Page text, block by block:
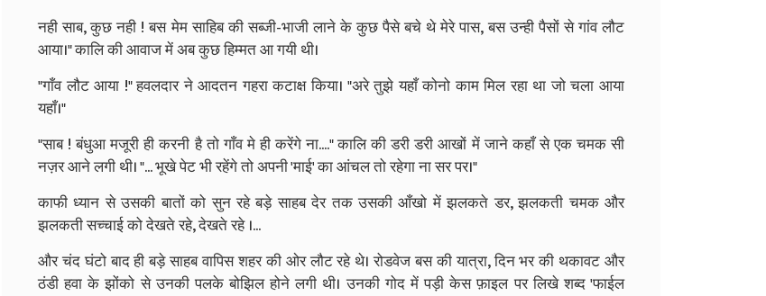
नही साब, कुछ नही ! बस मेम साहिब की सब्जी-भाजी लाने के कुछ पैसे बचे थे मेरे पास, बस उन्ही पैसों से गांव लौट
आया।" कालि की आवाज में अब कुछ हिम्मत आ गयी थी।
"गाँव लौट आया !" हवलदार ने आदतन गहरा कटाक्ष किया। "अरे तुझे यहाँ कोनो काम मिल रहा था जो चला आया
यहाँ।"
"साब ! बंधुआ मजूरी ही करनी है तो गाँव मे ही करेंगे ना...." कालि की डरी डरी आखों में जाने कहाँ से एक चमक सी
नज़र आने लगी थी। "... भूखे पेट भी रहेंगे तो अपनी 'माई' का आंचल तो रहेगा ना सर पर।"
काफी ध्यान से उसकी बातों को सुन रहे बड़े साहब देर तक उसकी आँखो में झलकते डर, झलकती चमक और
झलकती सच्चाई को देखते रहे, देखते रहे ।...
और चंद घंटो बाद ही बड़े साहब वापिस शहर की ओर लौट रहे थे। रोडवेज बस की यात्रा, दिन भर की थकावट और
ठंडी हवा के झोंको से उनकी पलके बोझिल होने लगी थी। उनकी गोद में पड़ी केस फ़ाइल पर लिखे शब्द 'फाईल